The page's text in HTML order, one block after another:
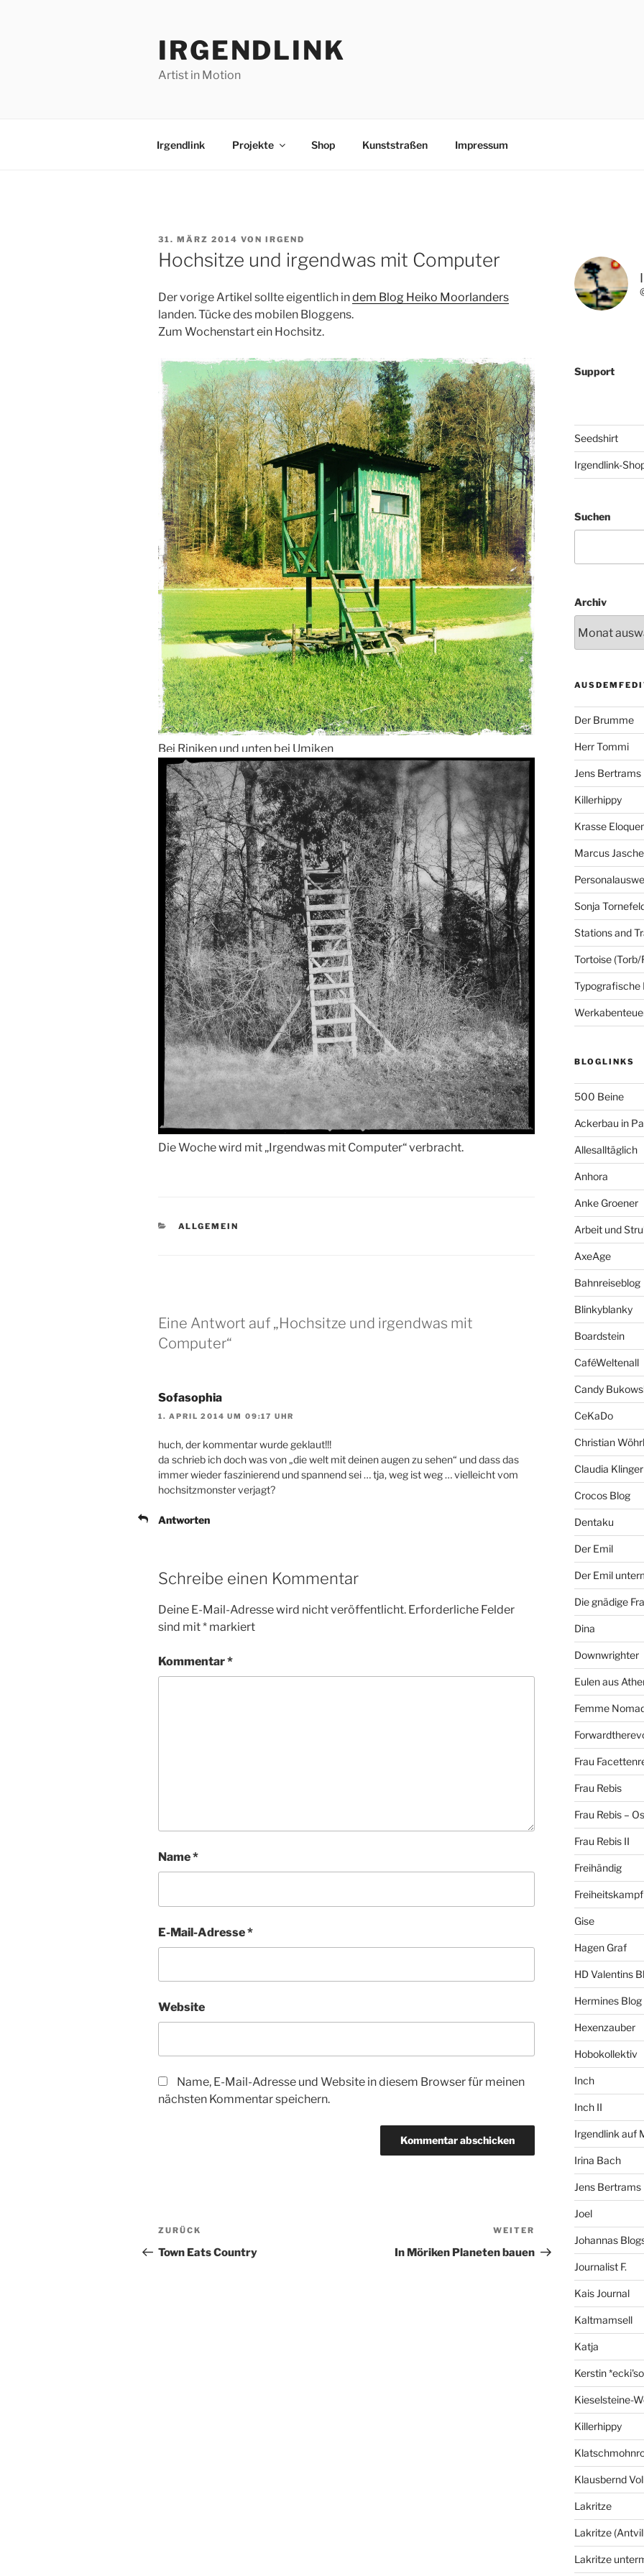
IRGENDLINK
Artist in Motion
Irgendlink Projekte Shop Kunststraßen Impressum
VERÖFFENTLICHT
AM
31. MÄRZ 2014 VON IRGEND
Hochsitze und irgendwas mit Computer
Der vorige Artikel sollte eigentlich indem Blog Heiko Moorlanders
landen. Tücke des mobilen Bloggens.
Zum Wochenstart ein Hochsitz.
Bei Riniken und unten bei Umiken
Die Woche wird mit „Irgendwas mit Computer“ verbracht.
KATEGORIEN
ALLGEMEIN
Eine Antwort auf „Hochsitze und irgendwas mit
Computer“
Sofasophia
1. APRIL 2014 UM 09:17 UHR
huch, der kommentar wurde geklaut!!!
da schrieb ich doch was von „die welt mit deinen augen zu sehen“ und dass das
immer wieder faszinierend und spannend sei … tja, weg ist weg … vielleicht vom
hochsitzmonster verjagt?
Antworten
Schreibe einen Kommentar
Deine E-Mail-Adresse wird nicht veröffentlicht. Erforderliche Felder
sind mit* markiert
Kommentar*
Name*
E-Mail-Adresse*
Website
Name, E-Mail-Adresse und Website in diesem Browser für meinen
nächsten Kommentar speichern.
Beitragsnavigation
Vorheriger
Beitrag
ZURÜCK
Town Eats Country
Beitrag
WEITER
In Möriken Planeten bauen
Support
Seedshirt
Irgendlink-
Suchen
Archiv
Der Brumme
Herr Tommi
Jens Bertrams
Killerhippy
Krasse
Marcus
Sonja
Stations and
Tortoise (Torb/
Typografische
BLOGLINKS
500 Beine
Ackerbau in
Allesalltäglich
Anhora
Anke Groener
Arbeit und
AxeAge
Bahnreiseblog
Blinkyblanky
Boardstein
CaféWeltenall
Candy
CeKaDo
Christian Wöhrl
Claudia Klinger
Crocos Blog
Dentaku
Der Emil
Der Emil
Die gnädige
Dina
Downwrighter
Eulen aus
Femme
Frau
Frau Rebis
Frau Rebis –
Frau Rebis II
Freihändig
Freiheitskampf
Gise
Hagen Graf
HD Valentins
Hermines Blog
Hexenzauber
Hobokollektiv
Inch
Inch II
Irgendlink auf
Irina Bach
Jens Bertrams
Joel
Johannas
Journalist F.
Kais Journal
Kaltmamsell
Katja
Kerstin
Kieselsteine-
Killerhippy
Klausbernd
Lakritze
Lakritze
Lakritze